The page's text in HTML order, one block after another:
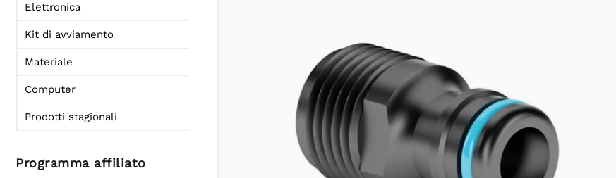
Elettronica
Kit di avviamento
Materiale
Computer
Prodotti stagionali
Programma affiliato